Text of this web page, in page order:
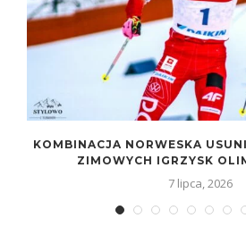
KOMBINACJA NORWESKA
ZIMOWYCH IGRZYSK
7 lipca, 2026